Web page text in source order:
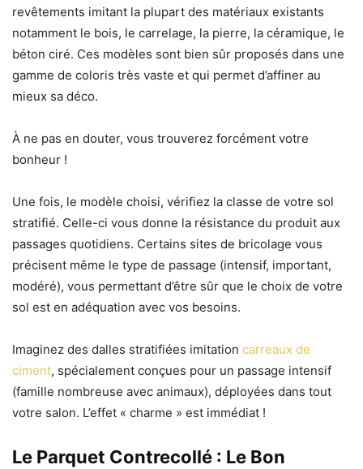
revêtements imitant la plupart des matériaux existants
notamment le bois, le carrelage, la pierre, la céramique, le
béton ciré. Ces modèles sont bien sûr proposés dans une
gamme de coloris très vaste et qui permet d’affiner au
mieux sa déco.
À ne pas en douter, vous trouverez forcément votre
bonheur !
Une fois, le modèle choisi, vérifiez la classe de votre sol
stratifié. Celle-ci vous donne la résistance du produit aux
passages quotidiens. Certains sites de bricolage vous
précisent même le type de passage (intensif, important,
modéré), vous permettant d’être sûr que le choix de votre
sol est en adéquation avec vos besoins.
Imaginez des dalles stratifiées imitation carreaux de
ciment, spécialement conçues pour un passage intensif
(famille nombreuse avec animaux), déployées dans tout
votre salon. L’effet « charme » est immédiat !
Le Parquet Contrecollé : Le Bon